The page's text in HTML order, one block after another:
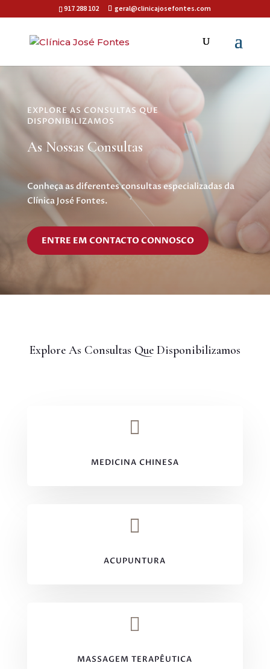
917 288 102 geral@clinicajosefontes.com
EXPLORE AS CONSULTAS QUE
DISPONIBILIZAMOS
As Nossas Consultas
Conheça as diferentes consultas especializadas da
Clínica José Fontes.
ENTRE EM CONTACTO CONNOSCO
Explore As Consultas Que Disponibilizamos

MEDICINA CHINESA

ACUPUNTURA

MASSAGEM TERAPÊUTICA